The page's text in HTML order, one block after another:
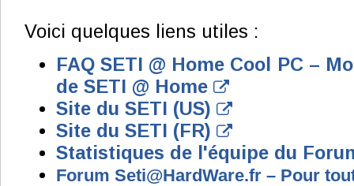
Voici quelques liens utiles :
FAQ SETI @ Home Cool PC –
de SETI @ Home
Site du SETI (US)
Site du SETI (FR)
Statistiques de l'équipe du
Forum Seti@HardWare.fr – Pour